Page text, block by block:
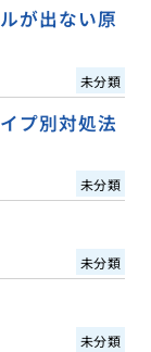
が出ない原
未分類
プ別対処法
未分類
未分類
未分類